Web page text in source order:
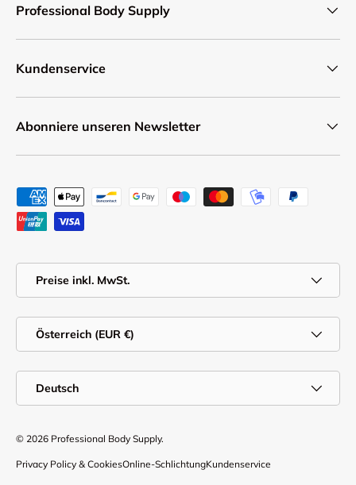
Professional Body Supply
Kundenservice
Abonniere unseren Newsletter
Zahlungsmethoden
Preise inkl. MwSt.
Land/Region
Österreich (EUR €)
Deutsch
© 2026 Professional Body Supply.
Privacy Policy & CookiesOnline-SchlichtungKundenservice